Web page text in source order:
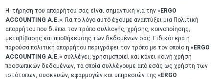
Η τήρηση του απορρήτου σας είναι σημαντική για την «ERGO
ACCOUNTING A.E.». Για το λόγο αυτό έχουμε αναπτύξει μια Πολιτική
απορρήτου που διέπει τον τρόπο συλλογής, χρήσης, κοινοποίησης,
μεταβίβασης και αποθήκευσης των δεδομένων σας. Ειδικότερα η
παρούσα πολιτική απορρήτου περιγράφει τον τρόπο με τον οποίο η «ERGO
ACCOUNTING A.E.» συλλέγει, χρησιμοποιεί και κάνει κοινή χρήση
προσωπικών δεδομένων, τα οποία συλλέγουμε από εσάς ως χρήστη των
ιστότοπων, συσκευών, εφαρμογών και υπηρεσιών της «ERGO